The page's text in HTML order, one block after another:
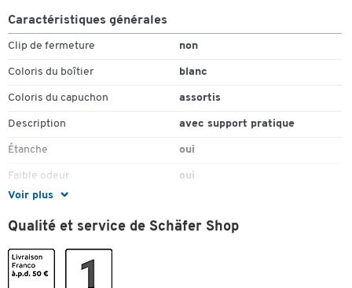
Voir plus
Caractéristiques générales
Clip de fermeture non
Coloris du boîtier blanc
Coloris du capuchon assortis
Description avec support pratique
Étanche oui
Faible odeur oui
Matériau corps
Matériau du capuchon plastique
Nombre de marqueurs
Peut rester ouvert (sans
Qualité et service de Schäfer Shop